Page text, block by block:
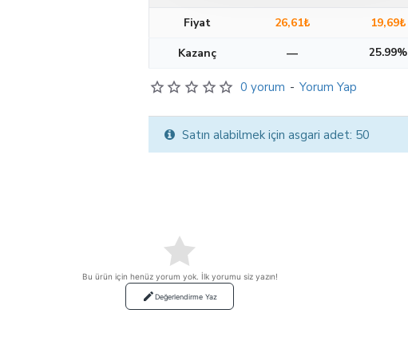
0 yorum - Yorum Yap
Satın alabilmek için asgari adet: 50
Fiyat 26,61₺ 19,69₺
Kazanç
— 25.99%
Bu ürün için henüz yorum yok. İlk yorumu siz yazın!
Değerlendirme Yaz